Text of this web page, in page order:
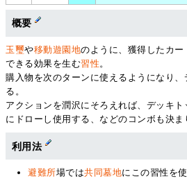
概要
玉璽や移動遊園地のように、獲得したカ
できる効果を生む習性。
購入物を次のターンに使えるようになり
る。
アクションを潤沢にそろえれば、デッキ
にドローし使用する、などのコンボも決ま
利用法
避難所場では共同墓地にこの習性を